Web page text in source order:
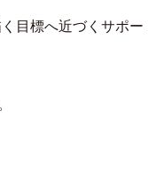
⽬標へ近づくサポー